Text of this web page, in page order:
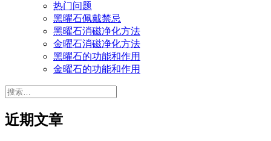
热门问题
黑曜石佩戴禁忌
黑曜石消磁净化方法
金曜石消磁净化方法
黑曜石的功能和作用
金曜石的功能和作用
搜
近期文章